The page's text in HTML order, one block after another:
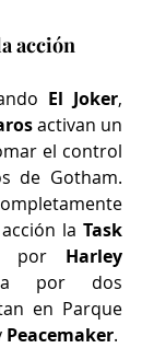
acción
El Joker
activan un
el control
de Gotham.
la Task
por Harley
por dos
en Parque
Peacemaker.